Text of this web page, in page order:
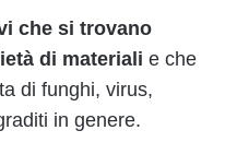
che si trovano
di materiali e che
di funghi, virus,
in genere.